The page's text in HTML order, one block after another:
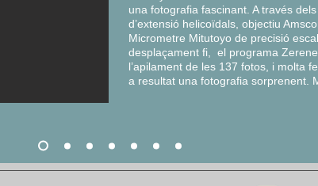
una fotografia fascinant. A través
d’extensió helicoïdals, objectiu
Micrometre Mitutoyo de precisió
desplaçament fi, el programa
l’apilament de les 137 fotos, i molta
a resultat una fotografia sorprenent.